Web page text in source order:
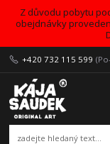
Z důvodu pobytu
obejdnávky
+420 732 115 599